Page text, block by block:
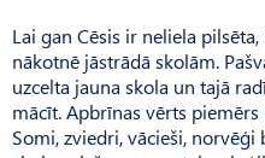
Lai gan Cēsis ir neliela
nākotnē jāstrādā skolām.
uzcelta jauna skola un tajā
mācīt. Apbrīnas vērts
Somi, zviedri, vācieši,